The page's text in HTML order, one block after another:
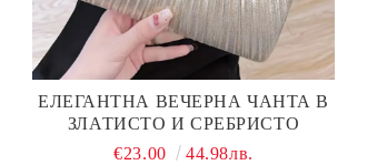
ЕЛЕГАНТНА ВЕЧЕРНА ЧАНТА В
ЗЛАТИСТО И СРЕБРИСТО
€23.00
44.98лв.